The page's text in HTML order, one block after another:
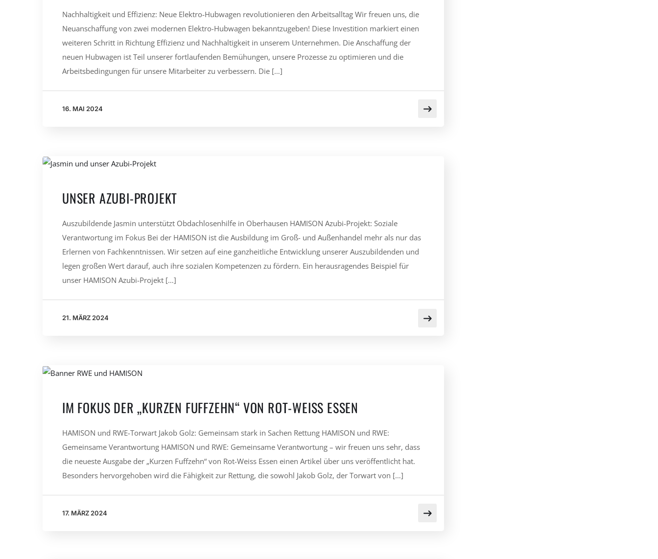
Nachhaltigkeit und Effizienz: Neue Elektro-Hubwagen revolutionieren den Arbeitsalltag Wir freuen uns, die
Neuanschaffung von zwei modernen Elektro-Hubwagen bekanntzugeben! Diese Investition markiert einen
weiteren Schritt in Richtung Effizienz und Nachhaltigkeit in unserem Unternehmen. Die Anschaffung der
neuen Hubwagen ist Teil unserer fortlaufenden Bemühungen, unsere Prozesse zu optimieren und die
Arbeitsbedingungen für unsere Mitarbeiter zu verbessern. Die […]
16. MAI 2024
UNSER AZUBI-PROJEKT
Auszubildende Jasmin unterstützt Obdachlosenhilfe in Oberhausen HAMISON Azubi-Projekt: Soziale
Verantwortung im Fokus Bei der HAMISON ist die Ausbildung im Groß- und Außenhandel mehr als nur das
Erlernen von Fachkenntnissen. Wir setzen auf eine ganzheitliche Entwicklung unserer Auszubildenden und
legen großen Wert darauf, auch ihre sozialen Kompetenzen zu fördern. Ein herausragendes Beispiel für
unser HAMISON Azubi-Projekt […]
21. MÄRZ 2024
IM FOKUS DER „KURZEN FUFFZEHN“ VON ROT-WEISS ESSEN
HAMISON und RWE-Torwart Jakob Golz: Gemeinsam stark in Sachen Rettung HAMISON und RWE:
Gemeinsame Verantwortung HAMISON und RWE: Gemeinsame Verantwortung – wir freuen uns sehr, dass
die neueste Ausgabe der „Kurzen Fuffzehn“ von Rot-Weiss Essen einen Artikel über uns veröffentlicht hat.
Besonders hervorgehoben wird die Fähigkeit zur Rettung, die sowohl Jakob Golz, der Torwart von […]
17. MÄRZ 2024